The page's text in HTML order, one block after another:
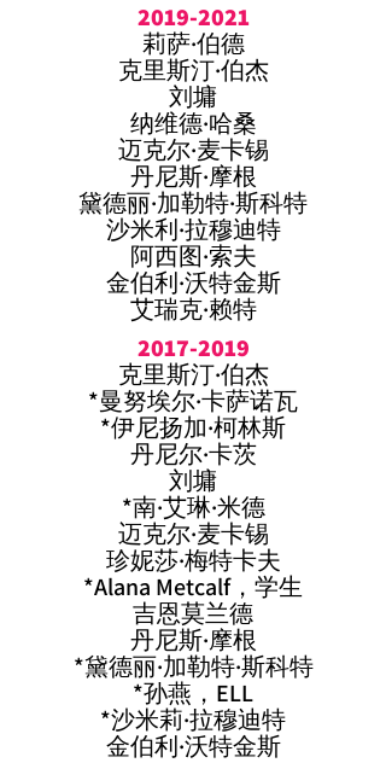
2019-2021
莉萨·伯德
克里斯汀·伯杰
刘墉
纳维德·哈桑
迈克尔·麦卡锡
丹尼斯·摩根
黛德丽·加勒特·斯科特
沙米利·拉穆迪特
阿西图·索夫
金伯利·沃特金斯
艾瑞克·赖特
2017-2019
克里斯汀·伯杰
*曼努埃尔·卡萨诺瓦
*伊尼扬加·柯林斯
丹尼尔·卡茨
刘墉
*南·艾琳·米德
迈克尔·麦卡锡
珍妮莎·梅特卡夫
*Alana Metcalf，学生
吉恩莫兰德
丹尼斯·摩根
*黛德丽·加勒特·斯科特
*孙燕，ELL
*沙米莉·拉穆迪特
金伯利·沃特金斯